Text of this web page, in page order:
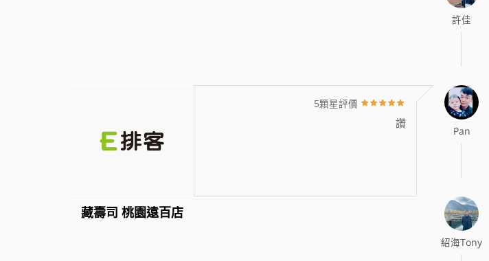
許佳
Pan
5顆星評價
讚
藏壽司 桃園遠百店
紹海Tony